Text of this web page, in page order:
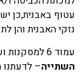
עטוף באבנית,כן
נזקי האבנית והן
עמוד 6 למסקנות ועדת עדין-
השתייה– לדעתנו